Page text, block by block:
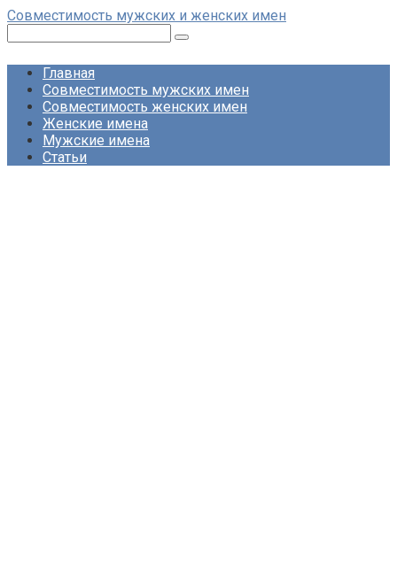
Перейти
контенту
Совместимость мужских и женских имен
Главная
Совместимость мужских имен
Совместимость женских имен
Женские имена
Мужские имена
Статьи